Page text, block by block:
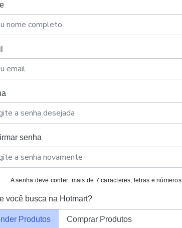
senha
A senha deve conter: mais de 7 caracteres, letras e números
você busca na Hotmart?
Produtos Comprar Produtos